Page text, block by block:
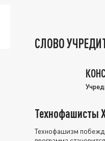
СЛОВО
Технофашисты
Технофашизм